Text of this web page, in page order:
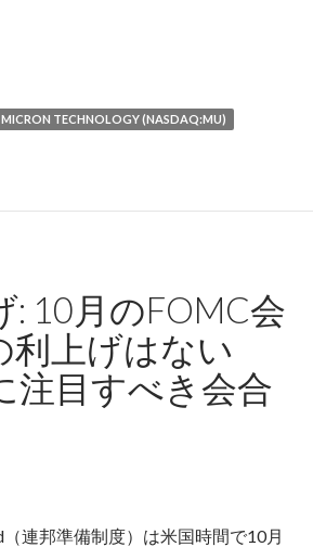
後の株式投資戦略: 上がらないが急
MICRON TECHNOLOGY (NASDAQ:MU)
: 10月のFOMC会
利上げはない
注目すべき会合
連邦準備制度）は米国時間で10月